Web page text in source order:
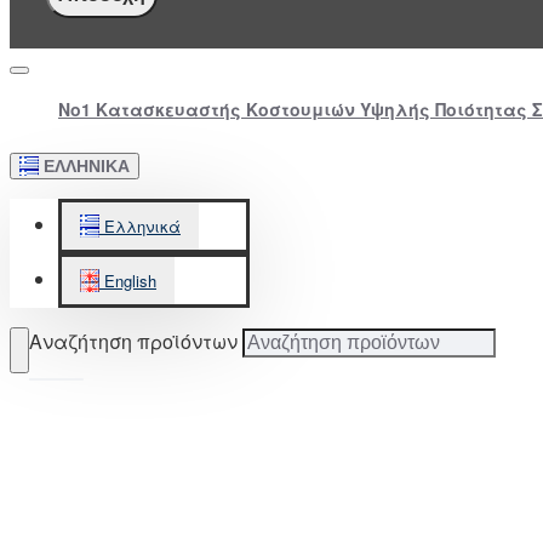
Νο1 Κατασκευαστής Κοστουμιών Υψηλής Ποιότητας
ΕΛΛΗΝΙΚΆ
Ελληνικά
English
Αναζήτηση προϊόντων